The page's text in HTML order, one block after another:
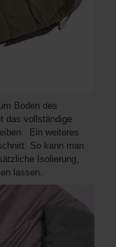
Boden des
das vollständige
Ein weiteres
So kann man
Isolierung,
lassen.